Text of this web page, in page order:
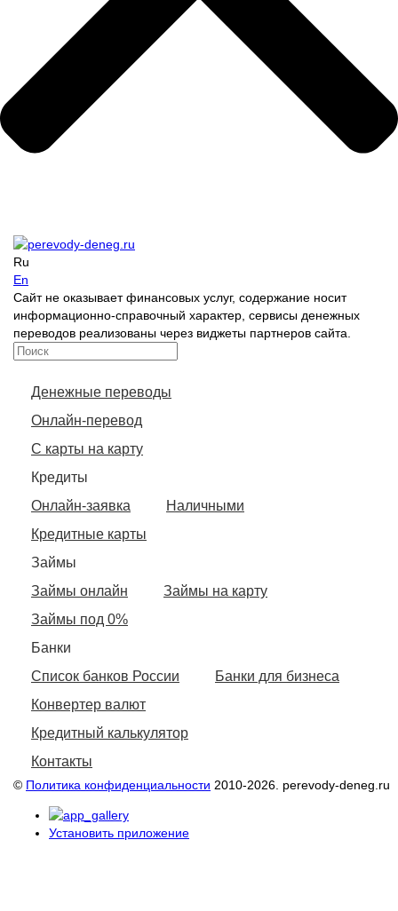
Ru
En
Сайт не оказывает финансовых услуг, содержание носит
информационно-справочный характер, сервисы денежных
переводов реализованы через виджеты партнеров сайта.
Денежные переводы
Онлайн-перевод
С карты на карту
Кредиты
Онлайн-заявка
Наличными
Кредитные карты
Займы
Займы онлайн
Займы на карту
Займы под 0%
Банки
Список банков России
Банки для бизнеса
Конвертер валют
Кредитный калькулятор
Контакты
© Политика конфиденциальности 2010-2026. perevody-deneg.ru
Установить приложение